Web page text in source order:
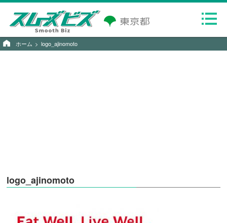
ホーム logo_ajinomoto
logo_ajinomoto